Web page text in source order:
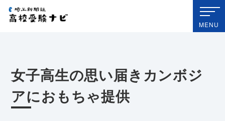
埼玉新聞社 高校受験ナビ
MENU
女子高生の思い届きカンボジ
アにおもちゃ提供